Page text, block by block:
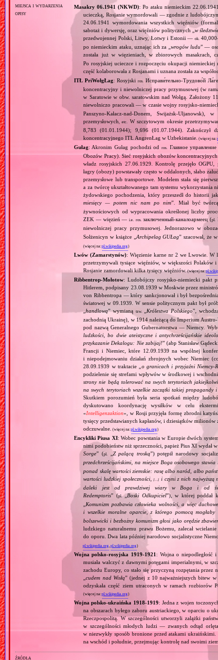
miejsca i wydarzenia
opisy
Masakry 06.1941 (NKWD): Po ataku niemieckim
ucieczką, Rosjanie wymordowali — zgodnie z
24.06.1941 wymordowania wszystkich więźniów
sabotaż i dywersję, oraz więźniów politycznych „ w
przedwojennej Polski, Litwy, Łotwy i Estonii — ok.
po niemieckim ataku, uznając ich za „wrogów ludu” —
została już w więzieniach, w zbiorowych masakrach,
Po rosyjskiej ucieczce i rozpoczęciu okupacji
część kolaborowała z Rosjanami i uznana została za
ITŁ PriWołgŁag: Rosyjskiros. Исправи́тельно‐Трудово́й
koncentracyjny i niewolniczej pracy przymusowej (w
w Saratowie w obw. saratowskim nad Wołgą. Założony
niewolniczo pracowali — w czasie wojny
Panszyno‐Kałacz‐nad‐Donem,
przemysłowych, etc. W szczytowym okresie
8,783 (01.01.1944); 9,696 (01.07.1944). Zakończył
koncentracyjnego ITŁ AngrenŁag w Uzbekistanie. (więcej na:
Gułag: Akronim Gułag pochodzi od ros. Главное
Obozów Pracy). Sieć rosyjskich obozów
władz rosyjskich 27.06.1929. Kontrolę przejęło
łagry (obozy) powstawały często w oddalonych, słabo
przemysłowe lub transportowe. Modelem stała się
a za twórcę ukształtowanego tam systemu
żydowskiego pochodzenia, który przeszedł do historii
miesięcy — potem nic nam po nim”. Miał być
żywnościowych od wypracowania określonej liczby
ZEK — więzień —i.e. ros. заключенный‐каналоармеец (pl.
niewolniczej pracy przymusowej. Jednorazowo w
Sołżenicyn w książce „ Archipelag GUŁag” szacował, że
(więcej na:pl.wikipedia.org)
Lwów (Zamarstynów): Więzienie karne nr 2 we Lwowie. W
przetrzymywali tysiące więźniów, w większości
Rosjanie zamordowali kilka tysięcy więźniów.(więcej na:
Ribbentrop‐Mołotow: Ludobójczy rosyjsko‐niemiecki pakt
Hitlerem, podpisany 23.08.1939 w Moskwie przez
von Ribbentropa — który sankcjonował i był
światowej w 09.1939. W sensie politycznym pakt był
„handlową” wymianą tzw. Królestwa Polskiego”,
zachodnią Ukrainę), w 1914 należącą do Imperium
pod nazwą Generalnego Gubernatorstwa — Niemcy.
ludzkości, bo dwie ateistyczne i antychrześcijańskie
przykazanie Dekalogu: Nie zabijaj!” (abp Stanisław
Francji i Niemiec, które 12.09.1939 na wspólnej
i niepodejmowaniu działań zbrojnych wobec Niemiec
28.09.1939 w traktacie „ o granicach i przyjaźni
podzielenie się strefami wpływów w środkowej i
strony nie będą tolerować na swych terytoriach
na swych terytoriach wszelkie zaczątki takiej
Skutkiem porozumień była seria spotkań między
dyskutowano koordynację wysiłków w celu
«Intelligenzaktion», w Rosji przyjęła formę zbrodni
tysięcy przedstawianych kapłanów, i dziesiątków
odczuwalne. (więcej na:pl.wikipedia.org)
Encykliki Piusa XI: Wobec powstania w Europie dwóch
nimi podobieństw niż sprzeczności, papież Pius XI
Sorge” (pl. Z palącą troską”) potępił narodowy
przedchrześcijańskimi, na miejsce Boga osobowego
ponad skalę wartości ziemskie: rasę albo naród, albo
wartości ludzkiej społeczności,[…] i czyni z nich najwyższą
daleki jest od prawdziwej wiary w Boga i od
Redemptoris” (pl.„ Boski Odkupiciel”), w której poddał
Komunizm pozbawia człowieka wolności, a więc
i wszelkie moralne oparcie, z którego pomocą
bolszewicki i bezbożny komunizm głosi jako orędzie
ludzkiego naturalnemu prawu Bożemu, zalecał
do oporu. Dwa lata później narodowo socjalistyczne
pl.wikipedia.org,pl.wikipedia.org)
Wojna polsko‐rosyjska 1919‐1921 : Wojna o niepodległość
musiała walczyć z dawnymi potęgami imperialnymi, w
zachodu Europy, co stało się przyczyną rozpętania
„cudem nad Wisłą” (jednej z 10 najważniejszych bitew
odzyskała część ziem utraconych w ramach
(więcej na:pl.wikipedia.org)
Wojna polsko‐ukraińska 1918‐1919: Jedna z wojen
na obszarach byłego zaboru austriackiego, w oparciu o
Rzeczpospolitą. W szczególności utworzyli zalążki
w szczególności młodych ludzi — zwanych odtąd
w niezwykły sposób bronione przed atakami
na wschód i południe, przejmując kontrolę nad swoimi
źródła